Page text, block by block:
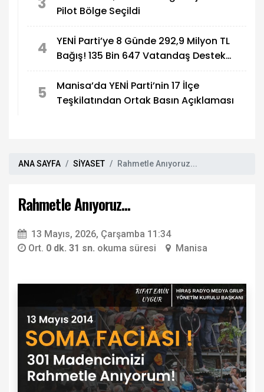
Pilot Bölge Seçildi
4
YENİ Parti’ye 8 Günde 292,9 Milyon TL
Bağış! 135 Bin 647 Vatandaş Destek
5
Manisa’da YENİ Parti’nin 17 İlçe
Teşkilatından Ortak Basın Açıklaması
ANA SAYFA SİYASET Rahmetle Anıyoruz...
Rahmetle Anıyoruz...
13 Mayıs, 2026, Çarşamba 11:34
Ort. 0 dk. 31 sn. okuma süresi Manisa